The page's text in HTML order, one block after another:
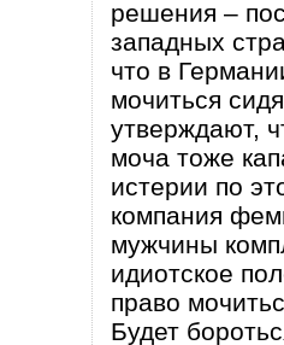
решения –
западных
что в
мочиться
утверждают,
моча тоже
истерии по
компания
мужчины
идиотское
право
Будет